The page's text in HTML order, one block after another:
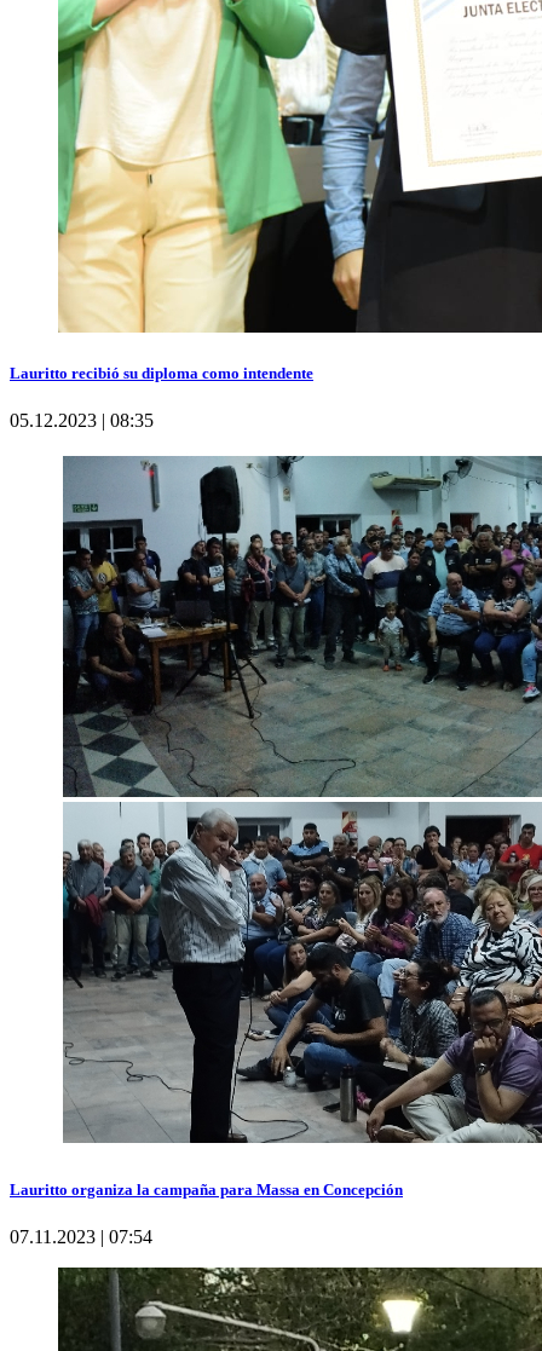
Lauritto recibió su diploma como intendente
05.12.2023 | 08:35
Lauritto organiza la campaña para Massa en Concepción
07.11.2023 | 07:54